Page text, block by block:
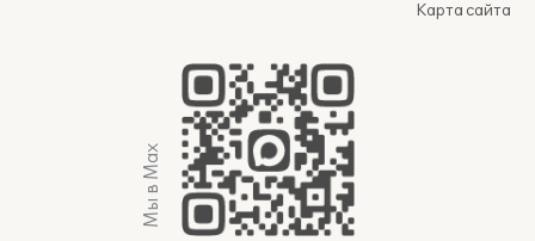
Карта сайта
Мы в Max